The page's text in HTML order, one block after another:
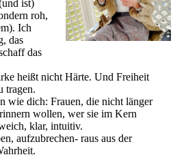
ist)
roh,
Ich
das
das
heißt nicht Härte. Und Freiheit
tragen.
wie dich: Frauen, die nicht länger
wollen, wer sie im Kern
klar, intuitiv.
aufzubrechen- raus aus der